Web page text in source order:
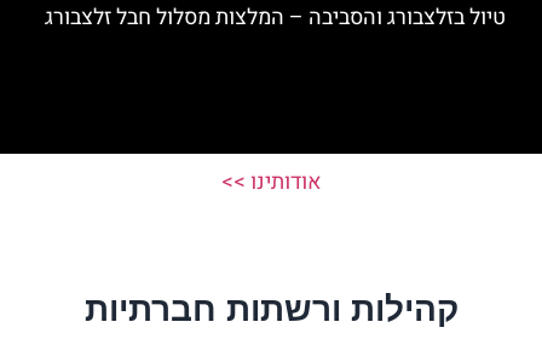
טיול בזלצבורג והסביבה – המלצות מסלול חבל זלצבורג
אודותינו >>
קהילות ורשתות חברתיות